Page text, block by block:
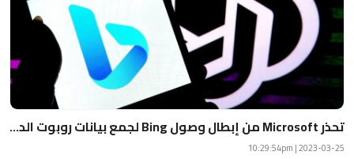
تحذر Microsoft من إبطال وصول Bing لجمع بيانات روبوت الد...
2023-03-25 | 10:29:54pm